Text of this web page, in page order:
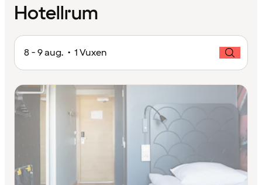
Hotellrum
8 - 9 aug. • 1 Vuxen